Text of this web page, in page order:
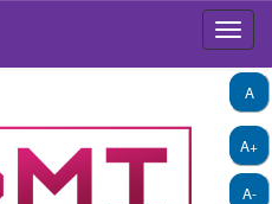
A+
A-
A